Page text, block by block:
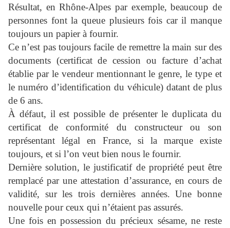
Résultat, en Rhône-Alpes par exemple, beaucoup de
personnes font la queue plusieurs fois car il manque
toujours un papier à fournir.
Ce n’est pas toujours facile de remettre la main sur des
documents (certificat de cession ou facture d’achat
établie par le vendeur mentionnant le genre, le type et
le numéro d’identification du véhicule) datant de plus
de 6 ans.
À défaut, il est possible de présenter le duplicata du
certificat de conformité du constructeur ou son
représentant légal en France, si la marque existe
toujours, et si l’on veut bien nous le fournir.
Dernière solution, le justificatif de propriété peut être
remplacé par une attestation d’assurance, en cours de
validité, sur les trois dernières années. Une bonne
nouvelle pour ceux qui n’étaient pas assurés.
Une fois en possession du précieux sésame, ne reste